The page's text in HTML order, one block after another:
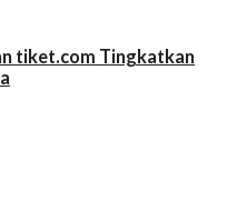
tiket.com Tingkatkan